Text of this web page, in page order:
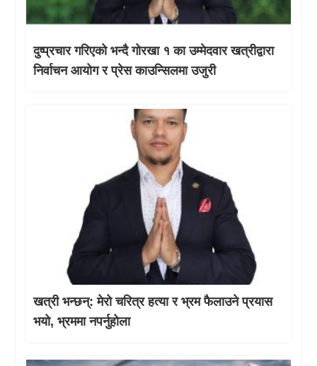
दुष्प्रचार गरिएको भन्दै गोरखा १ का उम्मेदवार खत्रीद्वारा
निर्वाचन आयोग र प्रेस काउन्सिलमा उजुरी
खत्री भन्छन्: मेरो चरित्र हत्या र भ्रम फैलाउने प्रयास
भयो, भ्रममा नपर्नुहोला